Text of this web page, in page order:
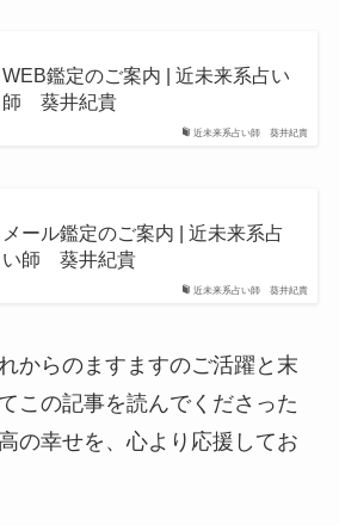
近未来系占い師 葵井紀貴
WEB鑑定のご案内 | 近未来系占い
師 葵井紀貴
近未来系占い師 葵井紀貴
メール鑑定のご案内 | 近未来系占
い師 葵井紀貴
からのますますのご活躍と末
この記事を読んでくださった
の幸せを、心より応援してお